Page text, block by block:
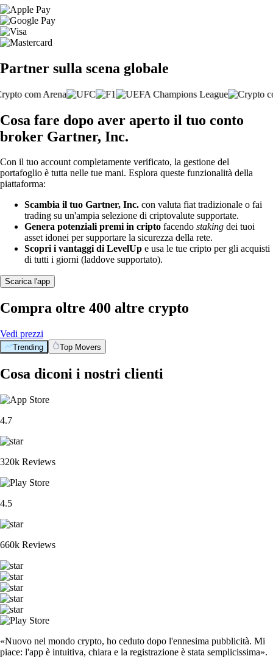
Partner sulla scena globale
Cosa fare dopo aver aperto il tuo conto
broker Gartner, Inc.
Con il tuo account completamente verificato, la gestione del
portafoglio è tutta nelle tue mani. Esplora queste funzionalità della
piattaforma:
Scambia il tuo Gartner, Inc. con valuta fiat tradizionale o fai
trading su un'ampia selezione di criptovalute supportate.
Genera potenziali premi in cripto facendo staking dei tuoi
asset idonei per supportare la sicurezza della rete.
Scopri i vantaggi di LevelUp e usa le tue cripto per gli acquisti
di tutti i giorni (laddove supportato).
Scarica l'app
Compra oltre 400 altre crypto
Vedi prezzi
Trending Top Movers
Cosa diconi i nostri clienti
4.7
320k Reviews
4.5
660k Reviews
«Nuovo nel mondo crypto, ho ceduto dopo l'ennesima pubblicità. Mi
piace: l'app è intuitiva, chiara e la registrazione è stata semplicissima».